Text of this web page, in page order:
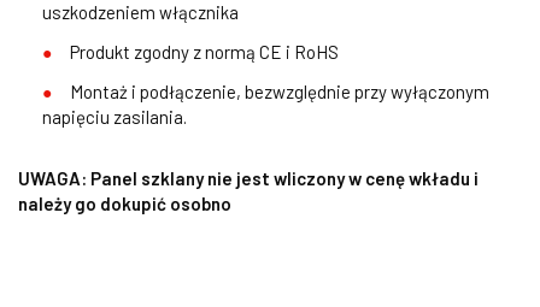
uszkodzeniem włącznika
Produkt zgodny z normą CE i RoHS
Montaż i podłączenie, bezwzględnie przy wyłączonym
napięciu zasilania.
UWAGA: Panel szklany nie jest wliczony w cenę wkładu i
należy go dokupić osobno